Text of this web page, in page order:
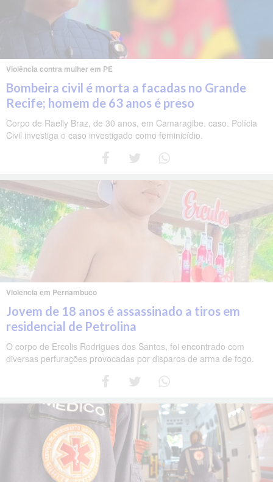
Violência contra mulher em PE
Bombeira civil é morta a facadas no Grande
Recife; homem de 63 anos é preso
Corpo de Raelly Braz, de 30 anos, em Camaragibe. caso. Polícia
Civil investiga o caso investigado como feminicídio.
Violência em Pernambuco
Jovem de 18 anos é assassinado a tiros em
residencial de Petrolina
O corpo de Ercolis Rodrigues dos Santos, foi encontrado com
diversas perfurações provocadas por disparos de arma de fogo.